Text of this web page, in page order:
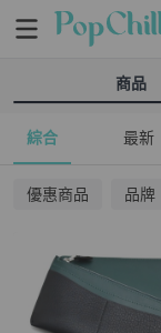
商品
綜合 最新
優惠商品 品牌